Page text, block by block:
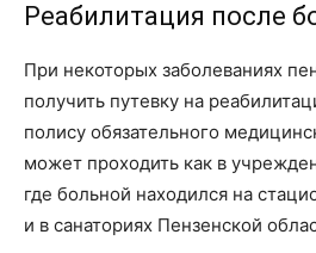
Реабилитация после
При некоторых заболеваниях
получить путевку на
полису обязательного
может проходить как в
где больной находился на
и в санаториях Пензенской